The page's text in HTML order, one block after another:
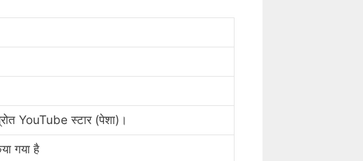
YouTube स्टार (पेशा)।
गया है